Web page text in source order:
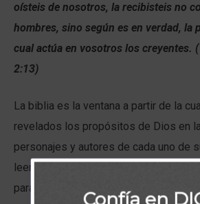
oísteis de nosotros, la recibisteis no
hombres, sino según es en verdad, la
cual actúa en vosotros los creyentes.
2:13)
La biblia es la ventana a partir de la
revelados los propósitos de Dios en
personajes y autores de cada uno de
leemos las Santas Escrituras
para encontrar el reflejo del Señor,
Confía en